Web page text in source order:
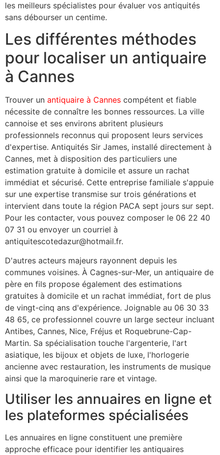
les meilleurs spécialistes pour évaluer vos antiquités
sans débourser un centime.
Les différentes méthodes
pour localiser un antiquaire
à Cannes
Trouver un antiquaire à Cannes compétent et fiable
nécessite de connaître les bonnes ressources. La ville
cannoise et ses environs abritent plusieurs
professionnels reconnus qui proposent leurs services
d'expertise. Antiquités Sir James, installé directement à
Cannes, met à disposition des particuliers une
estimation gratuite à domicile et assure un rachat
immédiat et sécurisé. Cette entreprise familiale s'appuie
sur une expertise transmise sur trois générations et
intervient dans toute la région PACA sept jours sur sept.
Pour les contacter, vous pouvez composer le 06 22 40
07 31 ou envoyer un courriel à
antiquitescotedazur@hotmail.fr.
D'autres acteurs majeurs rayonnent depuis les
communes voisines. À Cagnes-sur-Mer, un antiquaire de
père en fils propose également des estimations
gratuites à domicile et un rachat immédiat, fort de plus
de vingt-cinq ans d'expérience. Joignable au 06 30 33
48 65, ce professionnel couvre un large secteur incluant
Antibes, Cannes, Nice, Fréjus et Roquebrune-Cap-
Martin. Sa spécialisation touche l'argenterie, l'art
asiatique, les bijoux et objets de luxe, l'horlogerie
ancienne avec restauration, les instruments de musique
ainsi que la maroquinerie rare et vintage.
Utiliser les annuaires en ligne et
les plateformes spécialisées
Les annuaires en ligne constituent une première
approche efficace pour identifier les antiquaires